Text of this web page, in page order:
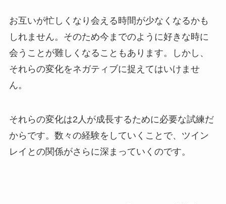
お互いが忙しくなり会える時間が少なくなるかも
しれません。そのため今までのように好きな時に
会うことが難しくなることもあります。しかし、
それらの変化をネガティブに捉えてはいけませ
ん。
それらの変化は2人が成長するために必要な試練だ
からです。数々の経験をしていくことで、ツイン
レイとの関係がさらに深まっていくのです。